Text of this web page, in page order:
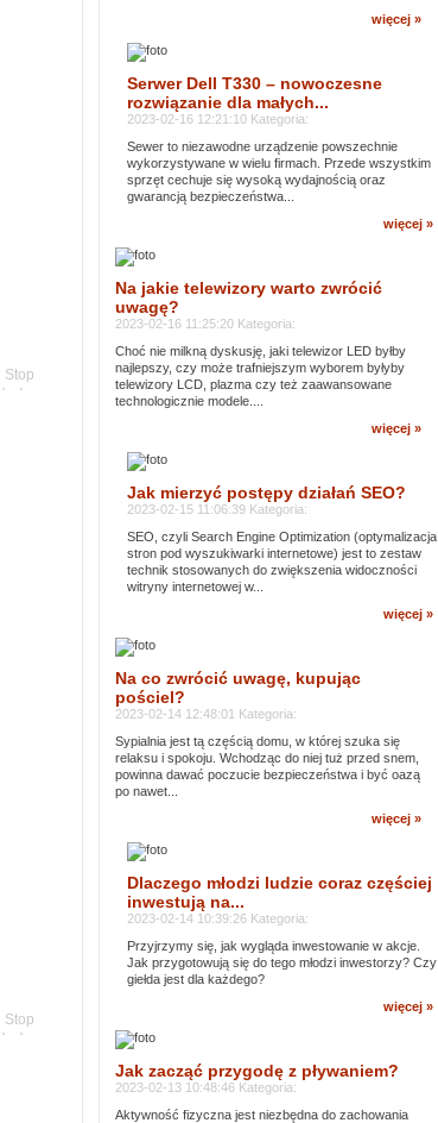
Stop
Stop
więcej »
Serwer Dell T330 – nowoczesne
rozwiązanie dla małych...
2023-02-16 12:21:10 Kategoria:
Sewer to niezawodne urządzenie powszechnie
wykorzystywane w wielu firmach. Przede wszystkim
sprzęt cechuje się wysoką wydajnością oraz
gwarancją bezpieczeństwa...
więcej »
Na jakie telewizory warto zwrócić
uwagę?
2023-02-16 11:25:20 Kategoria:
Choć nie milkną dyskusję, jaki telewizor LED byłby
najlepszy, czy może trafniejszym wyborem byłyby
telewizory LCD, plazma czy też zaawansowane
technologicznie modele....
więcej »
Jak mierzyć postępy działań SEO?
2023-02-15 11:06:39 Kategoria:
SEO, czyli Search Engine Optimization (optymalizacja
stron pod wyszukiwarki internetowe) jest to zestaw
technik stosowanych do zwiększenia widoczności
witryny internetowej w...
więcej »
Na co zwrócić uwagę, kupując
pościel?
2023-02-14 12:48:01 Kategoria:
Sypialnia jest tą częścią domu, w której szuka się
relaksu i spokoju. Wchodząc do niej tuż przed snem,
powinna dawać poczucie bezpieczeństwa i być oazą
po nawet...
więcej »
Dlaczego młodzi ludzie coraz częściej
inwestują na...
2023-02-14 10:39:26 Kategoria:
Przyjrzymy się, jak wygląda inwestowanie w akcje.
Jak przygotowują się do tego młodzi inwestorzy? Czy
giełda jest dla każdego?
więcej »
Jak zacząć przygodę z pływaniem?
2023-02-13 10:48:46 Kategoria:
Aktywność fizyczna jest niezbędna do zachowania